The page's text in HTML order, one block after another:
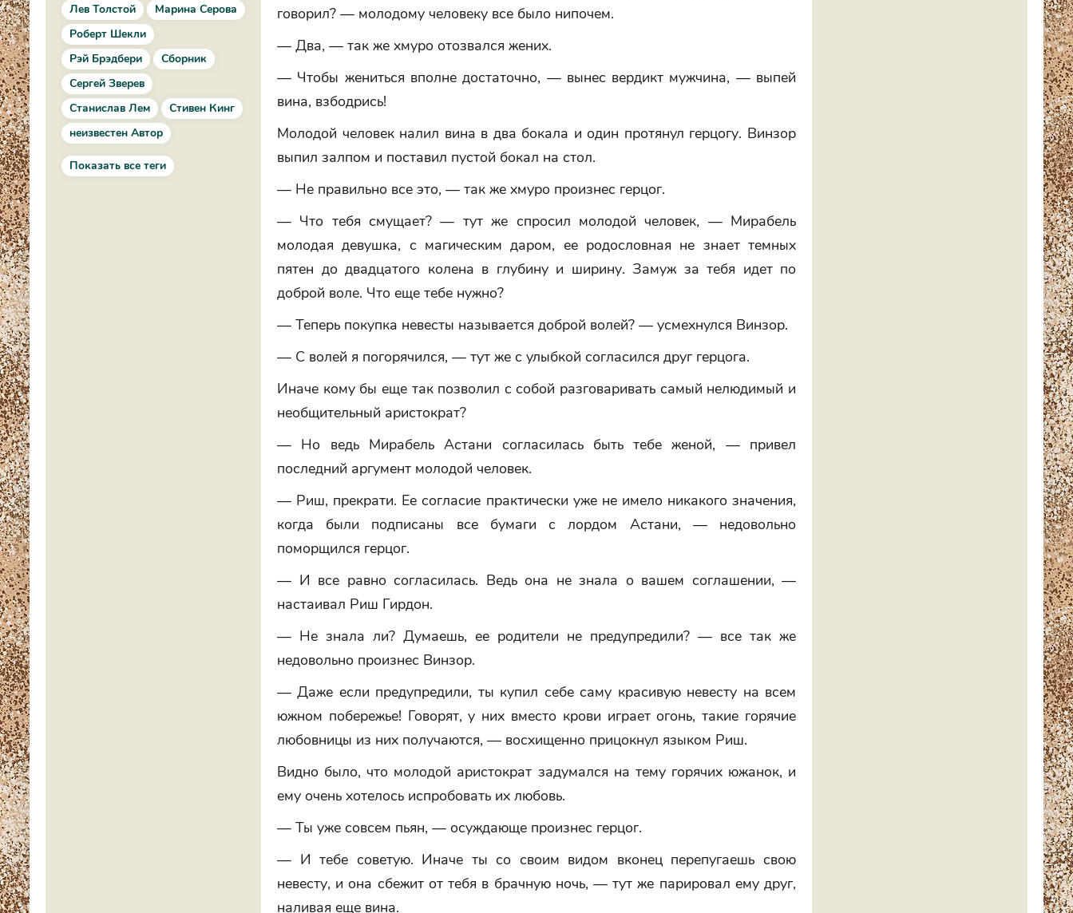
Лев Толстой
Марина Серова
Роберт Шекли
Рэй Брэдбери
Сборник
Сергей Зверев
Станислав Лем
Стивен Кинг
неизвестен Автор
Показать все теги
говорил? — молодому человеку все было нипочем.
— Два, — так же хмуро отозвался жених.
— Чтобы жениться вполне достаточно, — вынес вердикт мужчина, — выпей
вина, взбодрись!
Молодой человек налил вина в два бокала и один протянул герцогу. Винзор
выпил залпом и поставил пустой бокал на стол.
— Не правильно все это, — так же хмуро произнес герцог.
— Что тебя смущает? — тут же спросил молодой человек, — Мирабель
молодая девушка, с магическим даром, ее родословная не знает темных
пятен до двадцатого колена в глубину и ширину. Замуж за тебя идет по
доброй воле. Что еще тебе нужно?
— Теперь покупка невесты называется доброй волей? — усмехнулся Винзор.
— С волей я погорячился, — тут же с улыбкой согласился друг герцога.
Иначе кому бы еще так позволил с собой разговаривать самый нелюдимый и
необщительный аристократ?
— Но ведь Мирабель Астани согласилась быть тебе женой, — привел
последний аргумент молодой человек.
— Риш, прекрати. Ее согласие практически уже не имело никакого значения,
когда были подписаны все бумаги с лордом Астани, — недовольно
поморщился герцог.
— И все равно согласилась. Ведь она не знала о вашем соглашении, —
настаивал Риш Гирдон.
— Не знала ли? Думаешь, ее родители не предупредили? — все так же
недовольно произнес Винзор.
— Даже если предупредили, ты купил себе саму красивую невесту на всем
южном побережье! Говорят, у них вместо крови играет огонь, такие горячие
любовницы из них получаются, — восхищенно прицокнул языком Риш.
Видно было, что молодой аристократ задумался на тему горячих южанок, и
ему очень хотелось испробовать их любовь.
— Ты уже совсем пьян, — осуждающе произнес герцог.
— И тебе советую. Иначе ты со своим видом вконец перепугаешь свою
невесту, и она сбежит от тебя в брачную ночь, — тут же парировал ему друг,
наливая еще вина.